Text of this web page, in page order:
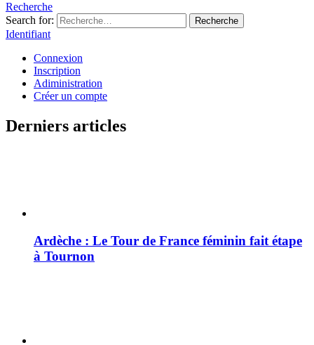
Recherche
Search for:
Recherche
Identifiant
Connexion
Inscription
Adiministration
Créer un compte
Derniers articles
Ardèche : Le Tour de France féminin fait étape
à Tournon